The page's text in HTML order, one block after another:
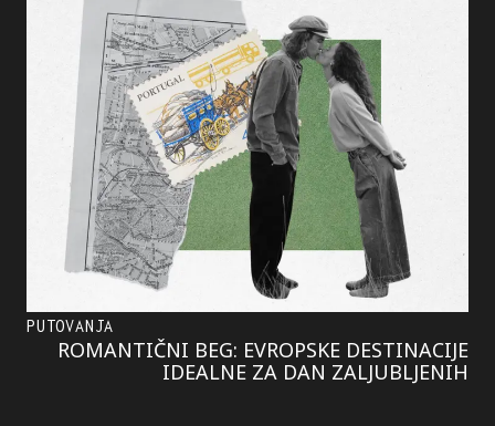
PUTOVANJA
ROMANTIČNI BEG: EVROPSKE DESTINACIJE
IDEALNE ZA DAN ZALJUBLJENIH